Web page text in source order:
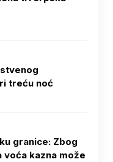
treću noć
granice: Zbog
voća kazna može